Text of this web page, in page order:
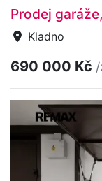
Prodej
Kladno
690 000 Kč